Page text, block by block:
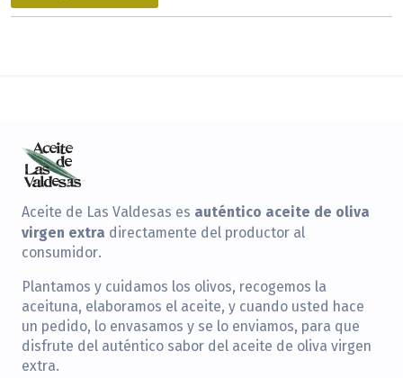
Aceite de Las Valdesas es auténtico aceite de oliva
virgen extra directamente del productor al
consumidor.
Plantamos y cuidamos los olivos, recogemos la
aceituna, elaboramos el aceite, y cuando usted hace
un pedido, lo envasamos y se lo enviamos, para que
disfrute del auténtico sabor del aceite de oliva virgen
extra.